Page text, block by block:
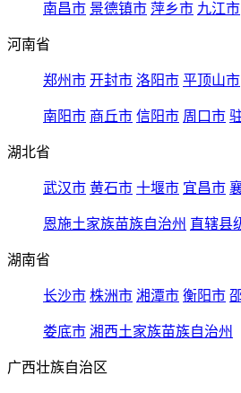
南昌市 景德镇市 萍乡市 九江市
河南省
郑州市 开封市 洛阳市 平顶山市
南阳市 商丘市 信阳市 周口市
湖北省
武汉市 黄石市 十堰市 宜昌市
恩施土家族苗族自治州 直辖县
湖南省
长沙市 株洲市 湘潭市 衡阳市
娄底市 湘西土家族苗族自治州
广西壮族自治区